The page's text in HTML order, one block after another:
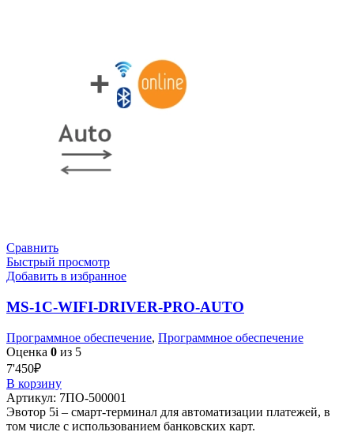
Сравнить
Быстрый просмотр
Добавить в избранное
MS-1C-WIFI-DRIVER-PRO-AUTO
Программное обеспечение, Программное обеспечение
Оценка 0 из 5
7'450₽
В корзину
Артикул: 7ПО-500001
Эвотор 5i – смарт-терминал для автоматизации платежей, в
том числе с использованием банковских карт.